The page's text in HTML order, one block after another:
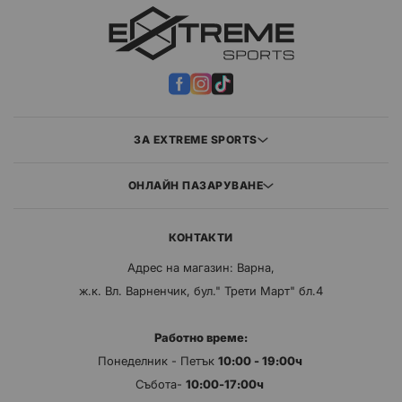
ЗА EXTREME SPORTS
ОНЛАЙН ПАЗАРУВАНЕ
КОНТАКТИ
Адрес на магазин: Варна,
ж.к. Вл. Варненчик, бул." Трети Март" бл.4
Работно време:
Понеделник - Петък 10:00 - 19:00ч
Събота- 10:00-17:00ч